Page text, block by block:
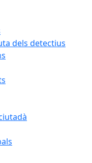
dels detectius